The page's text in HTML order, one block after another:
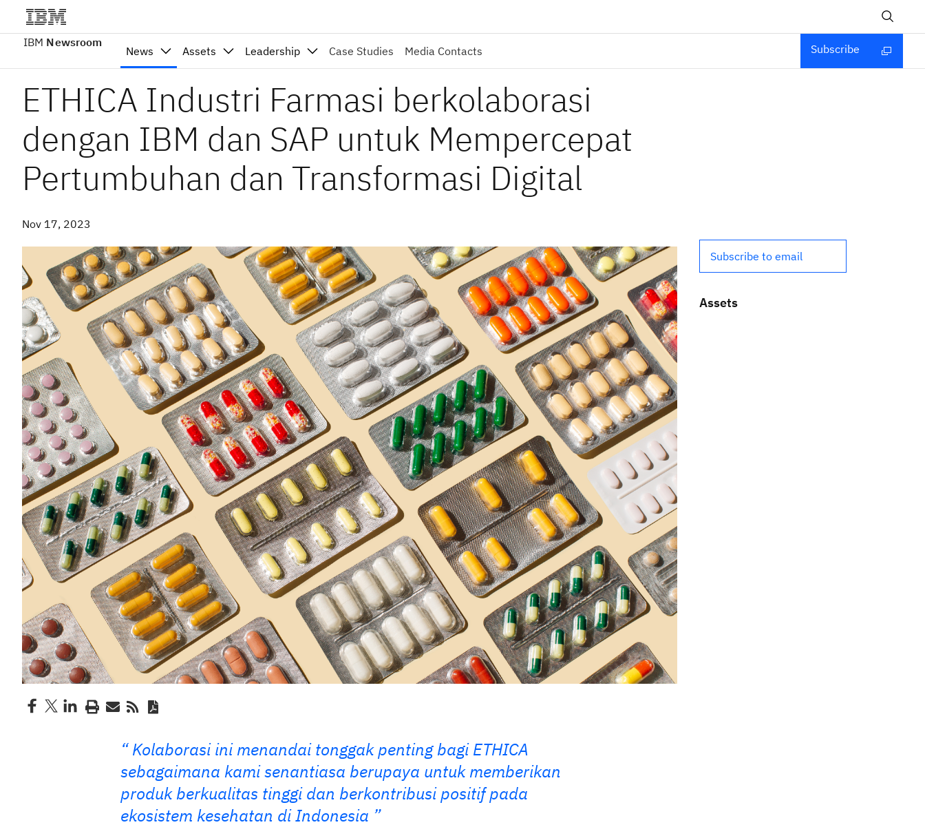
IBM Newsroom
News Assets Leadership Case Studies Media Contacts Subscribe
ETHICA Industri Farmasi berkolaborasi
dengan IBM dan SAP untuk Mempercepat
Pertumbuhan dan Transformasi Digital
Nov 17, 2023
Kolaborasi ini menandai tonggak penting bagi ETHICA
sebagaimana kami senantiasa berupaya untuk memberikan
produk berkualitas tinggi dan berkontribusi positif pada
ekosistem kesehatan di Indonesia
Subscribe to email
Assets